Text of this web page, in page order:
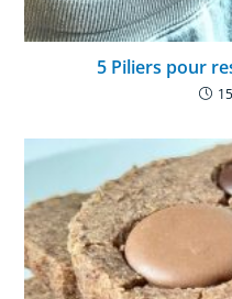
5 Piliers pour